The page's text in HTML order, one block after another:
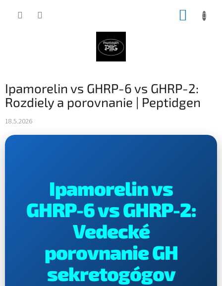
Ipamorelin vs GHRP-6 vs GHRP-2:
Rozdiely a porovnanie | Peptidgen
18.5.2026
Ipamorelin vs
GHRP-6 vs GHRP-2:
Vedecké
porovnanie GH
sekretogógov